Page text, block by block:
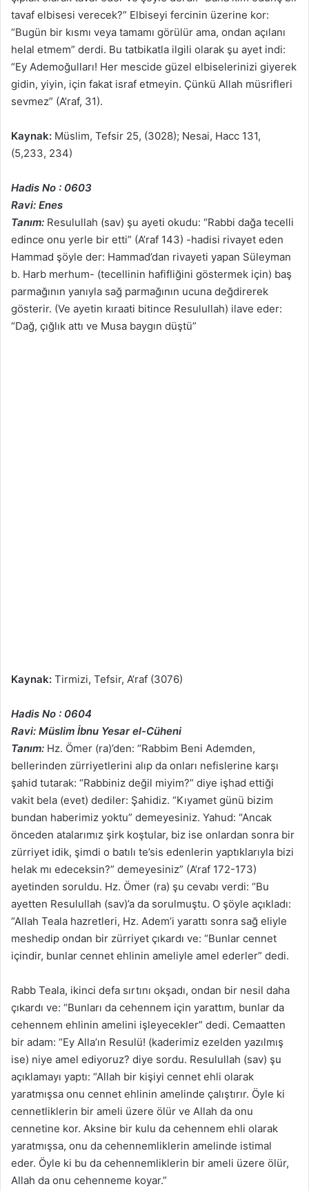
tavaf elbisesi verecek?” Elbiseyi fercinin üzerine kor:
“Bugün bir kısmı veya tamamı görülür ama, ondan açılanı
helal etmem” derdi. Bu tatbikatla ilgili olarak şu ayet indi:
“Ey Ademoğulları! Her mescide güzel elbiselerinizi giyerek
gidin, yiyin, için fakat israf etmeyin. Çünkü Allah müsrifleri
sevmez” (A’raf, 31).
Kaynak: Müslim, Tefsir 25, (3028); Nesai, Hacc 131,
(5,233, 234)
Hadis No : 0603
Ravi: Enes
Tanım: Resulullah (sav) şu ayeti okudu: “Rabbi dağa tecelli
edince onu yerle bir etti” (A’raf 143) -hadisi rivayet eden
Hammad şöyle der: Hammad’dan rivayeti yapan Süleyman
b. Harb merhum- (tecellinin hafifliğini göstermek için) baş
parmağının yanıyla sağ parmağının ucuna değdirerek
gösterir. (Ve ayetin kıraati bitince Resulullah) ilave eder:
“Dağ, çığlık attı ve Musa baygın düştü”
Kaynak: Tirmizi, Tefsir, A’raf (3076)
Hadis No : 0604
Ravi: Müslim İbnu Yesar el-Cüheni
Tanım: Hz. Ömer (ra)’den: “Rabbim Beni Ademden,
bellerinden zürriyetlerini alıp da onları nefislerine karşı
şahid tutarak: “Rabbiniz değil miyim?” diye işhad ettiği
vakit bela (evet) dediler: Şahidiz. “Kıyamet günü bizim
bundan haberimiz yoktu” demeyesiniz. Yahud: “Ancak
önceden atalarımız şirk koştular, biz ise onlardan sonra bir
zürriyet idik, şimdi o batılı te’sis edenlerin yaptıklarıyla bizi
helak mı edeceksin?” demeyesiniz” (A’raf 172-173)
ayetinden soruldu. Hz. Ömer (ra) şu cevabı verdi: “Bu
ayetten Resulullah (sav)’a da sorulmuştu. O şöyle açıkladı:
“Allah Teala hazretleri, Hz. Adem’i yarattı sonra sağ eliyle
meshedip ondan bir zürriyet çıkardı ve: “Bunlar cennet
içindir, bunlar cennet ehlinin ameliyle amel ederler” dedi.
Rabb Teala, ikinci defa sırtını okşadı, ondan bir nesil daha
çıkardı ve: “Bunları da cehennem için yarattım, bunlar da
cehennem ehlinin amelini işleyecekler” dedi. Cemaatten
bir adam: “Ey Alla’ın Resulü! (kaderimiz ezelden yazılmış
ise) niye amel ediyoruz? diye sordu. Resulullah (sav) şu
açıklamayı yaptı: “Allah bir kişiyi cennet ehli olarak
yaratmışsa onu cennet ehlinin amelinde çalıştırır. Öyle ki
cennetliklerin bir ameli üzere ölür ve Allah da onu
cennetine kor. Aksine bir kulu da cehennem ehli olarak
yaratmışsa, onu da cehennemliklerin amelinde istimal
eder. Öyle ki bu da cehennemliklerin bir ameli üzere ölür,
Allah da onu cehenneme koyar.”